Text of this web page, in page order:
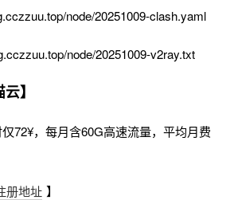
node/20251009-clash.yaml
node/20251009-v2ray.txt
】
72¥，每月含60G高速流量，平均月费
册地址 】